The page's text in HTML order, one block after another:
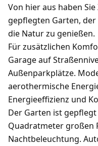
Von hier aus haben
gepflegten Garten,
die Natur zu genießen.
Für zusätzlichen
Garage auf
Außenparkplätze.
aerothermische
Energieeffizienz und
Der Garten ist
Quadratmeter großen
Nachtbeleuchtung.